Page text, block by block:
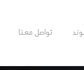
تواصل معنا